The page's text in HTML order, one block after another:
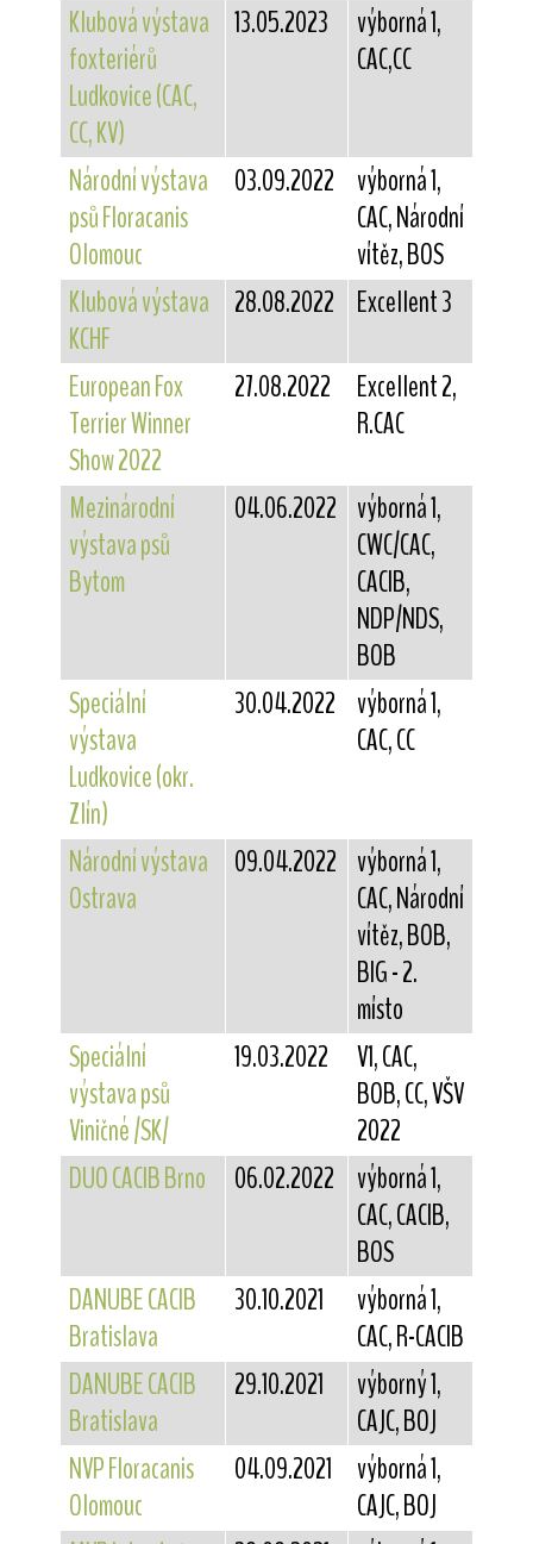
Klubová výstava
foxteriérů
Ludkovice (CAC,
CC, KV)
13.05.2023
výborná 1,
CAC,CC
Národní výstava
psů Floracanis
Olomouc
03.09.2022
výborná 1,
CAC, Národní
vítěz, BOS
Klubová výstava
KCHF
28.08.2022 Excellent 3
European Fox
Terrier Winner
Show 2022
27.08.2022
Excellent 2,
R.CAC
Mezinárodní
výstava psů
Bytom
04.06.2022 výborná 1,
CWC/CAC,
CACIB,
NDP/NDS,
BOB
Speciální
výstava
Ludkovice (okr.
Zlín)
30.04.2022 výborná 1,
CAC, CC
Národní výstava
Ostrava
09.04.2022 výborná 1,
CAC, Národní
vítěz, BOB,
BIG - 2.
místo
Speciální
výstava psů
Viničné /SK/
19.03.2022
V1, CAC,
BOB, CC, VŠV
2022
DUO CACIB Brno
06.02.2022
výborná 1,
CAC, CACIB,
BOS
DANUBE CACIB
Bratislava
30.10.2021
výborná 1,
CAC, R-CACIB
DANUBE CACIB
Bratislava
29.10.2021
výborný 1,
CAJC, BOJ
NVP Floracanis
Olomouc
04.09.2021
výborná 1,
CAJC, BOJ